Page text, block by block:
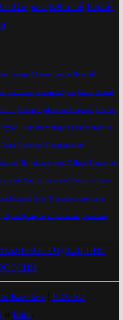
Юбилей Юрий
Валерий Савостьянов Валерий
Из Книги История Тулы Книга Книги
Макаров Макаров Николай Маслов
Николай Макаров Они воевали за
Тулы Писатель Поздравление
Приокские зори С Днём Рождения
Союза писателей России Союз
Евгений Тула Тульские суворовцы
Юрий Цкипури справочник тульский
ОТДЕЛЕНИЕ
Kazakov
B2X.SU
Bam